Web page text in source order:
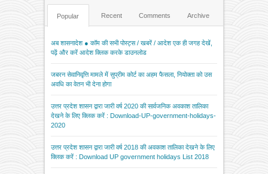
Popular Recent Comments Archive
अब शासनादेश ● कॉम की सभी पोस्ट्स / खबरें / आदेश एक ही जगह देखें,
पढ़ें और करें आदेश क्लिक करके डाउनलोड
जबरन सेवानिवृत्ति मामले में सुप्रीम कोर्ट का अहम फैसला, नियोक्ता को उस
अवधि का वेतन भी देना होगा
उत्तर प्रदेश शासन द्वारा जारी वर्ष 2020 की सार्वजनिक अवकाश तालिका
देखने के लिए क्लिक करें : Download-UP-government-holidays-
2020
उत्तर प्रदेश शासन द्वारा जारी वर्ष 2018 की अवकाश तालिका देखने के लिए
क्लिक करें : Download UP government holidays List 2018